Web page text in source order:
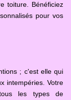
toiture. Bénéficiez
pour vos
; c'est elle qui
intempéries. Votre
les types de